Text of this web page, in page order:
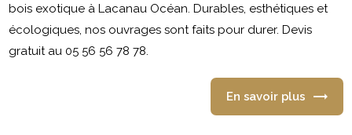
bois exotique à Lacanau Océan. Durables, esthétiques et
écologiques, nos ouvrages sont faits pour durer. Devis
gratuit au 05 56 56 78 78.
En savoir plus